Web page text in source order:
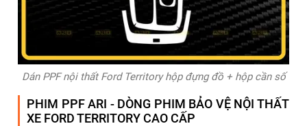
Dán PPF nội thất Ford Territory hộp đựng đồ + hộp cần số
PHIM PPF ARI - DÒNG PHIM BẢO VỆ NỘI THẤT
XE FORD TERRITORY CAO CẤP